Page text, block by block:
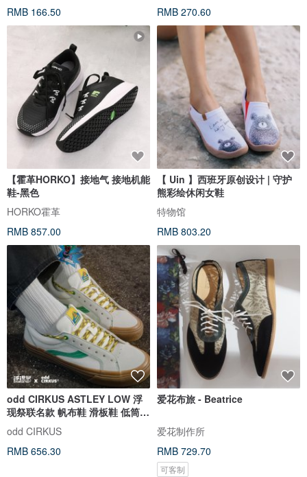
RMB 166.50
RMB 270.60
【霍革HORKO】接地气 接地机能
鞋-黑色
HORKO霍革
RMB 857.00
【 Uin 】西班牙原创设计 | 守护
熊彩绘休闲女鞋
特物馆
RMB 803.20
odd CIRKUS ASTLEY LOW 浮
现祭联名款 帆布鞋 滑板鞋 低筒
音乐祭
odd CIRKUS
RMB 656.30
爱花布旅 - Beatrice
爱花制作所
RMB 729.70
可客制